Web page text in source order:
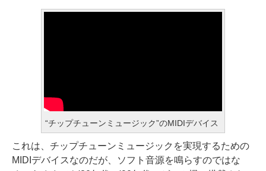
“チップチューンミュージック”のMIDIデバイス
これは、チップチューンミュージックを実現するための
MIDIデバイスなのだが、ソフト音源を鳴らすのではな